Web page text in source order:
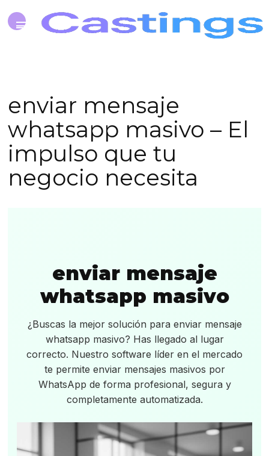
enviar mensaje
whatsapp masivo – El
impulso que tu
negocio necesita
enviar mensaje
whatsapp masivo
¿Buscas la mejor solución para enviar mensaje
whatsapp masivo? Has llegado al lugar
correcto. Nuestro software líder en el mercado
te permite enviar mensajes masivos por
WhatsApp de forma profesional, segura y
completamente automatizada.